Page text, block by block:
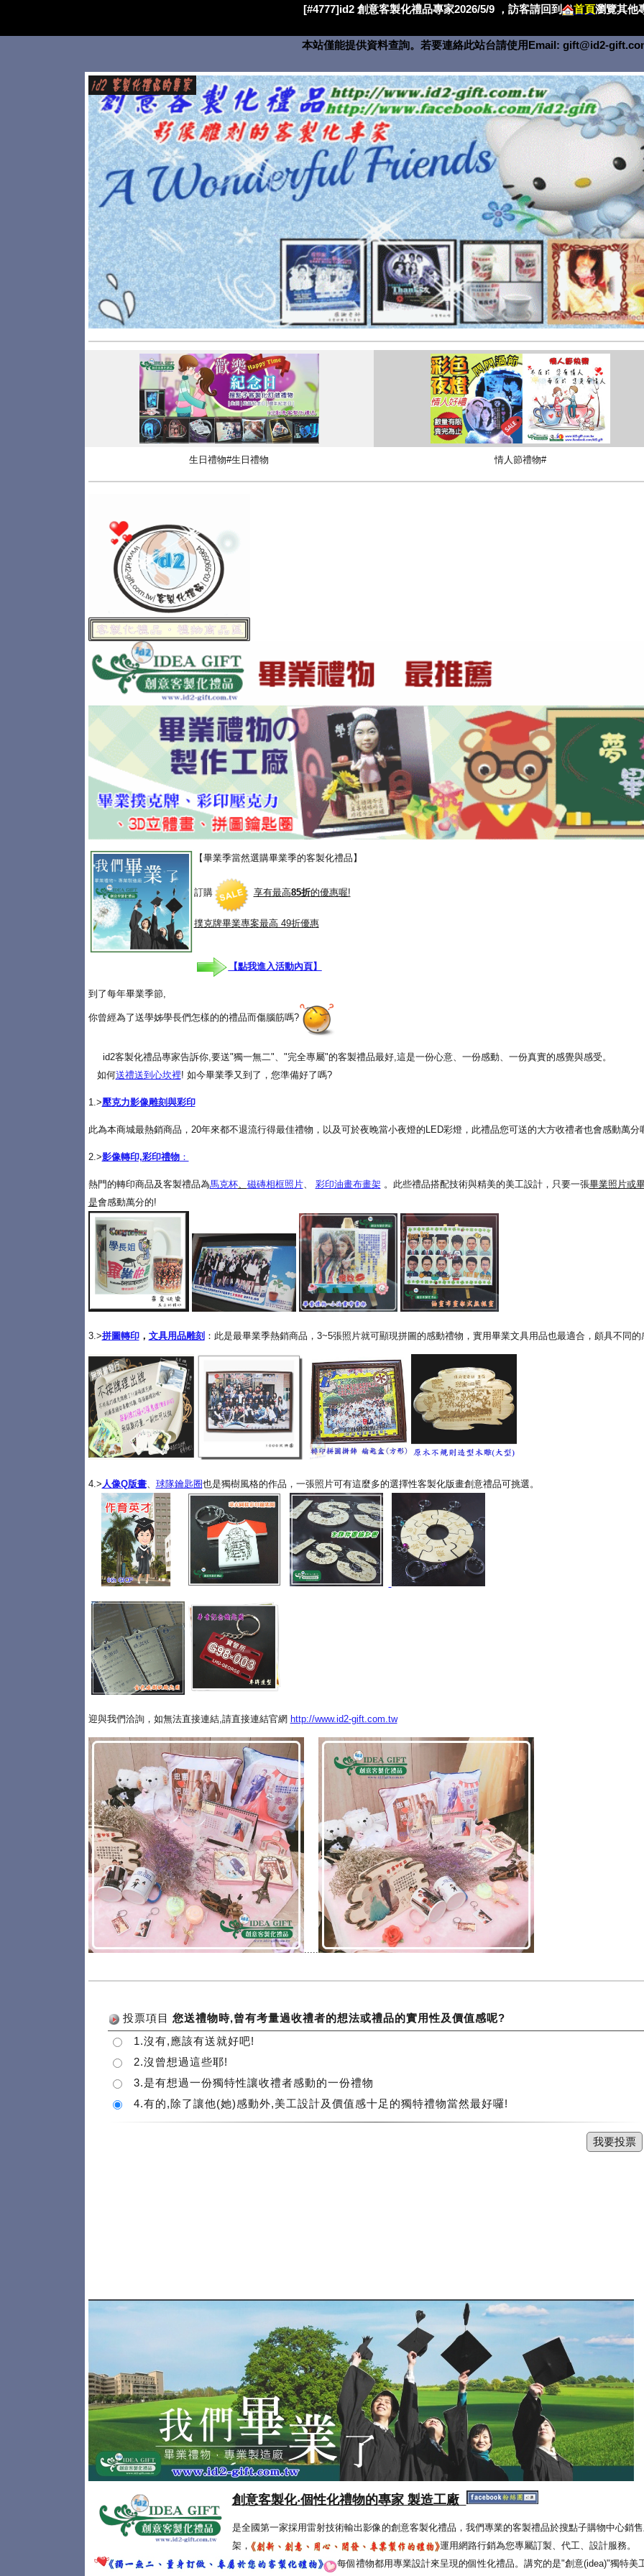
[#4777]id2 創意客製化禮品專家2026/5/9 ，訪客請回到 首頁瀏覽其他
本站僅能提供資料查詢。若要連絡此站台請使用Email: gift@id2-
生日禮物#生日禮物 情人節禮物#
【畢業季當然選購畢業季的客製化禮品】
訂購 享有最高85折的優惠喔!
撲克牌畢業專案最高 49折優惠
【點我進入活動內頁】
到了每年畢業季節,
你曾經為了送學姊學長們怎樣的的禮品而傷腦筋嗎?
id2客製化禮品專家告訴你,要送"獨一無二"、"完全專屬"的客製禮品最好,這是一份心意、一份感動、一份真實的感覺與感受。
如何送禮送到心坎裡! 如今畢業季又到了，您準備好了嗎?
1.>壓克力影像雕刻與彩印
此為本商城最熱銷商品，20年來都不退流行得最佳禮物，以及可於夜晚當小夜燈的LED彩燈，此禮品您可送的大方收禮者也會感動萬分
2.>影像轉印,彩印禮物：
熱門的轉印商品及客製禮品為馬克杯、 磁磚相框照片、 彩印油畫布畫架 。此些禮品搭配技術與精美的美工設計，只要一張畢業照片或
是會感動萬分的!
3.>拼圖轉印， 文具用品雕刻 ：此是最畢業季熱銷商品，3~5張照片就可顯現拼圖的感動禮物，實用畢業文具用品也最適合，頗具不同
4.> 人像Q版畫、 球隊鑰匙圈也是獨樹風格的作品，一張照片可有這麼多的選擇性客製化版畫創意禮品可挑選。
迎與我們洽詢，如無法直接連結,請直接連結官網 http://www.id2-gift.com.tw
.....
創意客製化‧個性化禮物的專家 製造工廠
是全國第一家採用雷射技術輸出影像的創意客製化禮品，我們專業的客製禮品於搜點子購物中心銷
架，
運用網路行銷為您專屬訂製、代工、設計服務。
每個禮物都用專業設計來呈現的個性化禮品。講究的是"創意(idea)"獨特美